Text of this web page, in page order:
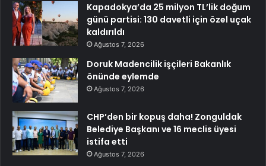
Kapadokya’da 25 milyon TL’lik doğum
günü partisi: 130 davetli için özel uçak
kaldırıldı
Ağustos 7, 2026
Doruk Madencilik işçileri Bakanlık
önünde eylemde
Ağustos 7, 2026
CHP’den bir kopuş daha! Zonguldak
Belediye Başkanı ve 16 meclis üyesi
istifa etti
Ağustos 7, 2026